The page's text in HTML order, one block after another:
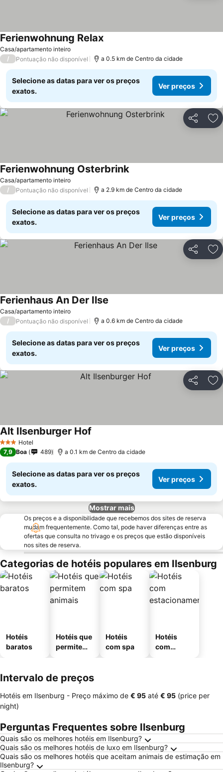
Casa/apartamento inteiro
Ferienwohnung Relax
/ Pontuação não disponível a 0.5 km de Centro da cidade
Selecione as datas para ver os preços
exatos.
Ver preços
Partilhar
Casa/apartamento inteiro
Ferienwohnung Osterbrink
/ Pontuação não disponível a 2.9 km de Centro da cidade
Selecione as datas para ver os preços
exatos.
Ver preços
Partilhar
Casa/apartamento inteiro
Ferienhaus An Der Ilse
/ Pontuação não disponível a 0.6 km de Centro da cidade
Selecione as datas para ver os preços
exatos.
Ver preços
Partilhar
3 EstrelasHotel
Alt Ilsenburger Hof
7,9 Boa 489 a 0.1 km de Centro da cidade
Selecione as datas para ver os preços
exatos.
Ver preços
Mostrar mais
Os preços e a disponibilidade que recebemos dos sites de reserva
mudam frequentemente. Como tal, pode haver diferenças entre as
ofertas que consulta no trivago e os preços que estão disponíveis
nos sites de reserva.
Categorias de hotéis populares em Ilsenburg
Hotéis
baratos
Hotéis que
permitem
Hotéis
com spa
Hotéis
com
Intervalo de preços
Hotéis em Ilsenburg - Preço máximo de ‎€ 95 até ‎€ 95 (price per
night)
Perguntas Frequentes sobre Ilsenburg
Quais são os melhores hotéis em Ilsenburg?
Quais são os melhores hotéis de luxo em Ilsenburg?
Quais são os melhores hotéis que aceitam animais de estimação em
Ilsenburg?